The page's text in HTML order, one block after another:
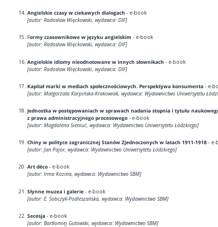
Angielskie czasy w ciekawych dialogach - e-book
[autor: Radosław Więckowski, wydawca: DIF]
Formy czasownikowe w języku angielskim - e-book
[autor: Radosław Więckowski, wydawca: DIF]
Angielskie idiomy nieodnotowane w innych słownikach - e-book
[autor: Radosław Więckowski, wydawca: DIF]
Kapitał marki w mediach społecznościowych. Perspektywa konsumenta - e-
[autor: Małgorzata Karpińska-Krakowiak, wydawca: Wydawnictwo Uniwersytetu
Jednostka w postępowaniach w sprawach nadania stopnia i tytułu
z prawa administracyjnego procesowego - e-book
[autor: Magdalena Sieniuć, wydawca: Wydawnictwo Uniwersytetu Łódzkiego]
Chiny w polityce zagranicznej Stanów Zjednoczonych w latach 1911-1918 - e-
[autor: Jan Pajor, wydawca: Wydawnictwo Uniwersytetu Łódzkiego]
Art déco - e-book
[autor: Irma Kozina, wydawca: Wydawnictwo SBM]
Słynne muzea i galerie - e-book
[autor: E. Sobczyk-Podleszańska, wydawca: Wydawnictwo SBM]
Secesja - e-book
[autor: Bartłomiej Gutowski, wydawca: Wydawnictwo SBM]